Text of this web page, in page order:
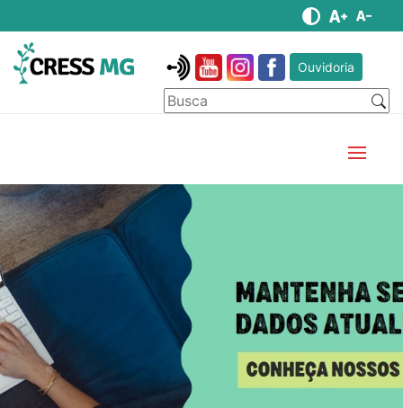
Ouvidoria